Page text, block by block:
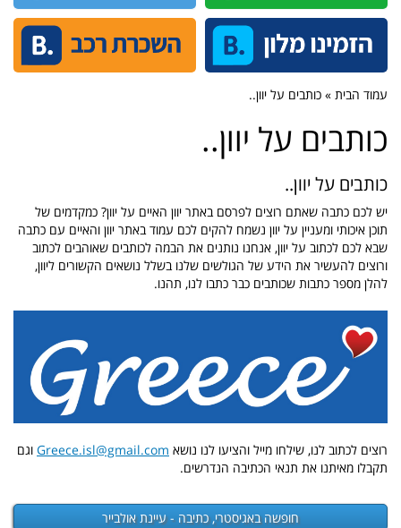
עמוד הבית » כותבים על יוון..
כותבים על יוון..
כותבים על יוון..
יש לכם כתבה שאתם רוצים לפרסם באתר יוון האיים על יוון? כמקדמים של
תוכן איכותי ומעניין על יוון נשמח להקים לכם עמוד באתר יוון והאיים עם כתבה
שבא לכם לכתוב על יוון, אנחנו נותנים את הבמה לכותבים שאוהבים לכתוב
ורוצים להעשיר את הידע של הגולשים שלנו בשלל נושאים הקשורים ליוון,
להלן מספר כתבות שכותבים כבר כתבו לנו, תהנו.
רוצים לכתוב לנו, שילחו מייל והציעו לנו נושא Greece.isl@gmail.com וגם
תקבלו מאיתנו את תנאי הכתיבה הנדרשים.
חופשה באגיסטרי, כתיבה - עיינת אולבייר